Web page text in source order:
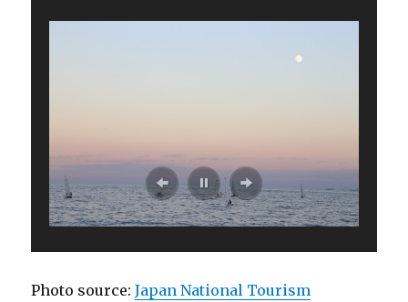
Photo source:Japan National Tourism